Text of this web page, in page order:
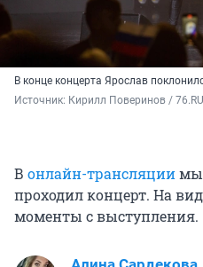
В конце концерта Ярослав
Источник: Кирилл Поверинов / 76.RU
В онлайн-трансляциимы
проходил концерт. На
моменты с выступления.